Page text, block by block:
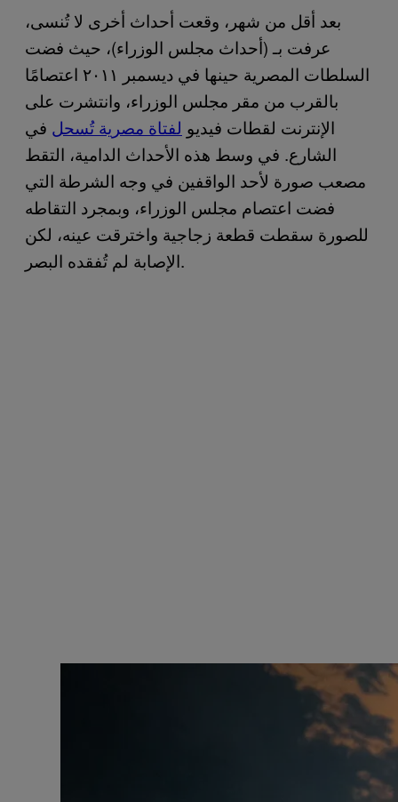
بعد أقل من شهر، وقعت أحداث أخرى لا تُنسى،
عرفت بـ (أحداث مجلس الوزراء)، حيث فضت
السلطات المصرية حينها في ديسمبر ٢٠١١ اعتصامًا
بالقرب من مقر مجلس الوزراء، وانتشرت على
الإنترنت لقطات فيديو لفتاة مصرية تُسحل في
الشارع. في وسط هذه الأحداث الدامية، التقط
مصعب صورة لأحد الواقفين في وجه الشرطة التي
فضت اعتصام مجلس الوزراء، وبمجرد التقاطه
للصورة سقطت قطعة زجاجية واخترقت عينه، لكن
الإصابة لم تُفقده البصر.